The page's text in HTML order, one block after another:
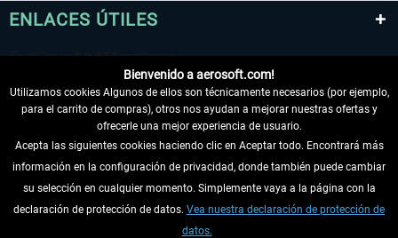
ENLACES ÚTILES
DESISTIR DEL CONTRATO
INFORMACIÓN
Bienvenido a aerosoft.com!
Utilizamos cookies Algunos de ellos son técnicamente necesarios (por ejemplo,
para el carrito de compras), otros nos ayudan a mejorar nuestras ofertas y
ofrecerle una mejor experiencia de usuario.
Acepta las siguientes cookies haciendo clic en Aceptar todo. Encontrará más
información en la configuración de privacidad, donde también puede cambiar
su selección en cualquier momento. Simplemente vaya a la página con la
declaración de protección de datos. Vea nuestra declaración de protección de
datos.